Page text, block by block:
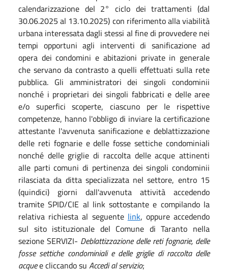
calendarizzazione del 2° ciclo dei trattamenti (dal
30.06.2025 al 13.10.2025) con riferimento alla viabilità
urbana interessata dagli stessi al fine di provvedere nei
tempi opportuni agli interventi di sanificazione ad
opera dei condomini e abitazioni private in generale
che servano da contrasto a quelli effettuati sulla rete
pubblica. Gli amministratori dei singoli condominii
nonché i proprietari dei singoli fabbricati e delle aree
e/o superfici scoperte, ciascuno per le rispettive
competenze, hanno l'obbligo di inviare la certificazione
attestante l'avvenuta sanificazione e deblattizzazione
delle reti fognarie e delle fosse settiche condominiali
nonché delle griglie di raccolta delle acque attinenti
alle parti comuni di pertinenza dei singoli condominii
rilasciata da ditta specializzata nel settore, entro 15
(quindici) giorni dall'avvenuta attività accedendo
tramite SPID/CIE al link sottostante e compilando la
relativa richiesta al seguente link, oppure accedendo
sul sito istituzionale del Comune di Taranto nella
sezione SERVIZI- Deblattizzazione delle reti fognarie, delle
fosse settiche condominiali e delle griglie di raccolta delle
acquee cliccando su Accedi al servizio;